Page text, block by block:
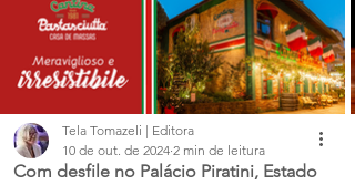
Com desfile no Palácio Piratini, Estado
Tela Tomazeli | Editora
10 de out. de 2024 2 min de leitura